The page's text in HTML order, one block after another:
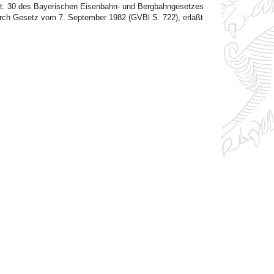
des Bayerischen Eisenbahn- und Bergbahngesetzes
Gesetz vom 7. September 1982 (GVBl S. 722), erläßt